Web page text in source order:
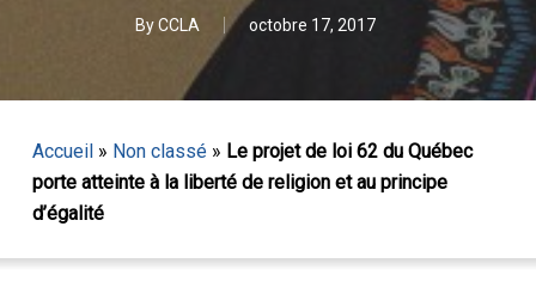
By CCLA octobre 17, 2017
Accueil» Non classé» Le projet de loi 62 du Québec
porte atteinte à la liberté de religion et au principe
d’égalité